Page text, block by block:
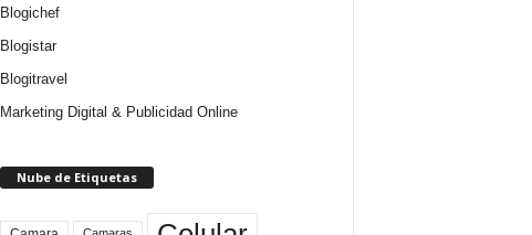
Blogichef
Blogistar
Blogitravel
Marketing Digital & Publicidad Online
Nube de Etiquetas